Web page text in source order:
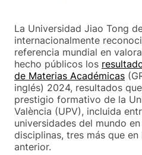
La Universidad Jiao Tong
internacionalmente
referencia mundial en
hecho públicos los
de Materias Académicas
inglés) 2024, resultados
prestigio formativo de la
València (UPV), incluida
universidades del mundo
disciplinas, tres más que
anterior.